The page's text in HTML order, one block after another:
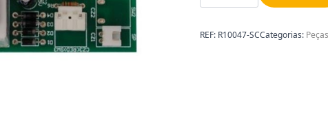
Eletrónica
Sach
R10047-
REF: R10047-SCCategorias: